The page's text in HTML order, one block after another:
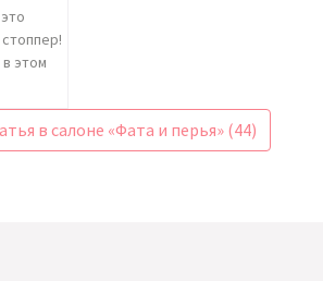
этом
в салоне «Фата и перья» (44)